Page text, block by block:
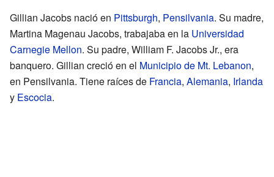
Gillian Jacobs nació en Pittsburgh, Pensilvania. Su madre,
Martina Magenau Jacobs, trabajaba en la Universidad
Carnegie Mellon. Su padre, William F. Jacobs Jr., era
banquero. Gillian creció en el Municipio de Mt. Lebanon,
en Pensilvania. Tiene raíces de Francia, Alemania, Irlanda
y Escocia.